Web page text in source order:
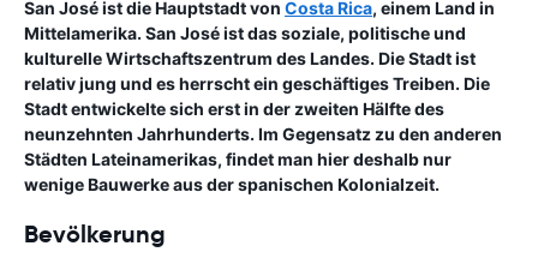
San José ist die Hauptstadt von Costa Rica, einem Land in
Mittelamerika. San José ist das soziale, politische und
kulturelle Wirtschaftszentrum des Landes. Die Stadt ist
relativ jung und es herrscht ein geschäftiges Treiben. Die
Stadt entwickelte sich erst in der zweiten Hälfte des
neunzehnten Jahrhunderts. Im Gegensatz zu den anderen
Städten Lateinamerikas, findet man hier deshalb nur
wenige Bauwerke aus der spanischen Kolonialzeit.
Bevölkerung